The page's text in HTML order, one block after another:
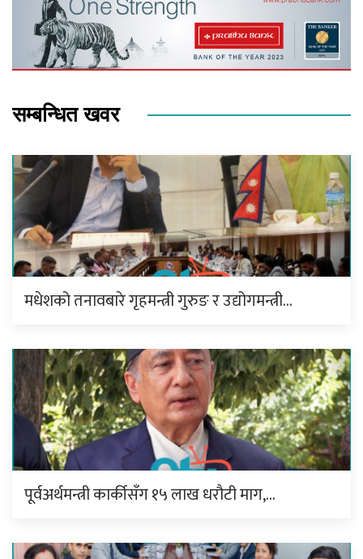
सम्बन्धित खवर
मधेशको तनावबारे गृहमन्त्री गुरुङ र उद्योगमन्त्री…
पूर्वअर्थमन्त्री कार्कीसँग १५ लाख धरौटी माग,…